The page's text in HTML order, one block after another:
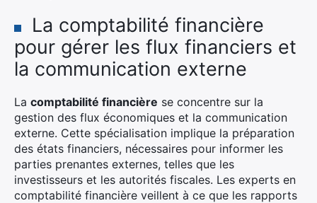
La comptabilité financière
pour gérer les flux financiers et
la communication externe
La comptabilité financière se concentre sur la
gestion des flux économiques et la communication
externe. Cette spécialisation implique la préparation
des états financiers, nécessaires pour informer les
parties prenantes externes, telles que les
investisseurs et les autorités fiscales. Les experts en
comptabilité financière veillent à ce que les rapports